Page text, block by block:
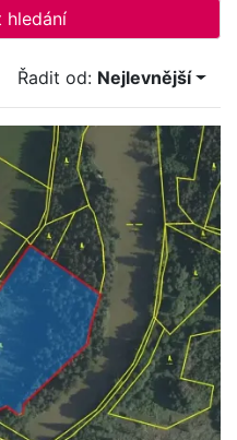
hledání
Řadit od: Nejlevnější